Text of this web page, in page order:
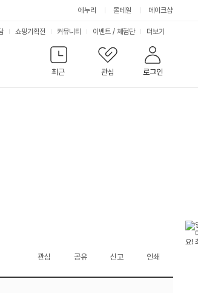
에누리 몰테일 메이크샵
최근
관심 로그인
쇼핑기획전 커뮤니티 이벤트 / 체험단 서
비
스
더보기
관심 공유 신고 인쇄